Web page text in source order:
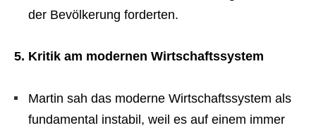
der Bevölkerung forderten.
5. Kritik am modernen Wirtschaftssystem
Martin sah das moderne Wirtschaftssystem als
fundamental instabil, weil es auf einem immer